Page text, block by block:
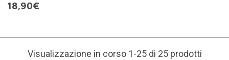
18,90€
Visualizzazione in corso 1-25 di 25 prodotti